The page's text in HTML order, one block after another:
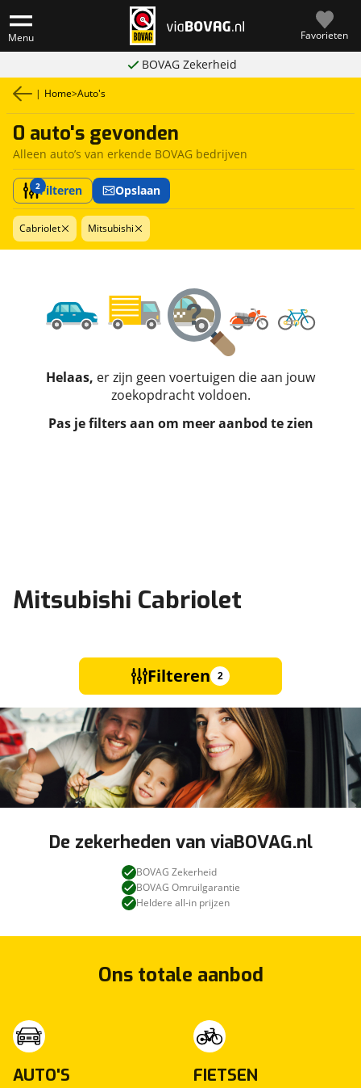
Menu Favorieten
BOVAG Zekerheid
| Home>Auto's
0 auto's gevonden
Alleen auto’s van erkende BOVAG bedrijven
2Filteren Opslaan
Cabriolet Mitsubishi
Helaas, er zijn geen voertuigen die aan jouw
zoekopdracht voldoen.
Pas je filters aan om meer aanbod te zien
Mitsubishi Cabriolet
Filteren 2
De zekerheden van viaBOVAG.nl
BOVAG Zekerheid
BOVAG Omruilgarantie
Heldere all-in prijzen
Ons totale aanbod
AUTO'S FIETSEN